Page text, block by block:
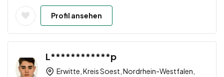
Profil ansehen
L************p
Erwitte, Kreis Soest, Nordrhein-Westfalen,